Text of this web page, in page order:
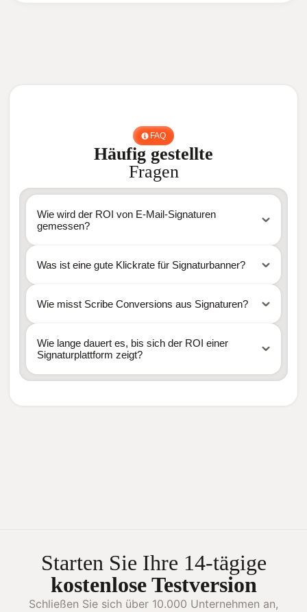
FAQ
Häufig gestellte
Fragen
Wie wird der ROI von E-Mail-Signaturen
gemessen?
Was ist eine gute Klickrate für Signaturbanner?
Wie misst Scribe Conversions aus Signaturen?
Wie lange dauert es, bis sich der ROI einer
Signaturplattform zeigt?
Starten Sie Ihre 14-tägige
kostenlose Testversion
Schließen Sie sich über 10.000 Unternehmen an,